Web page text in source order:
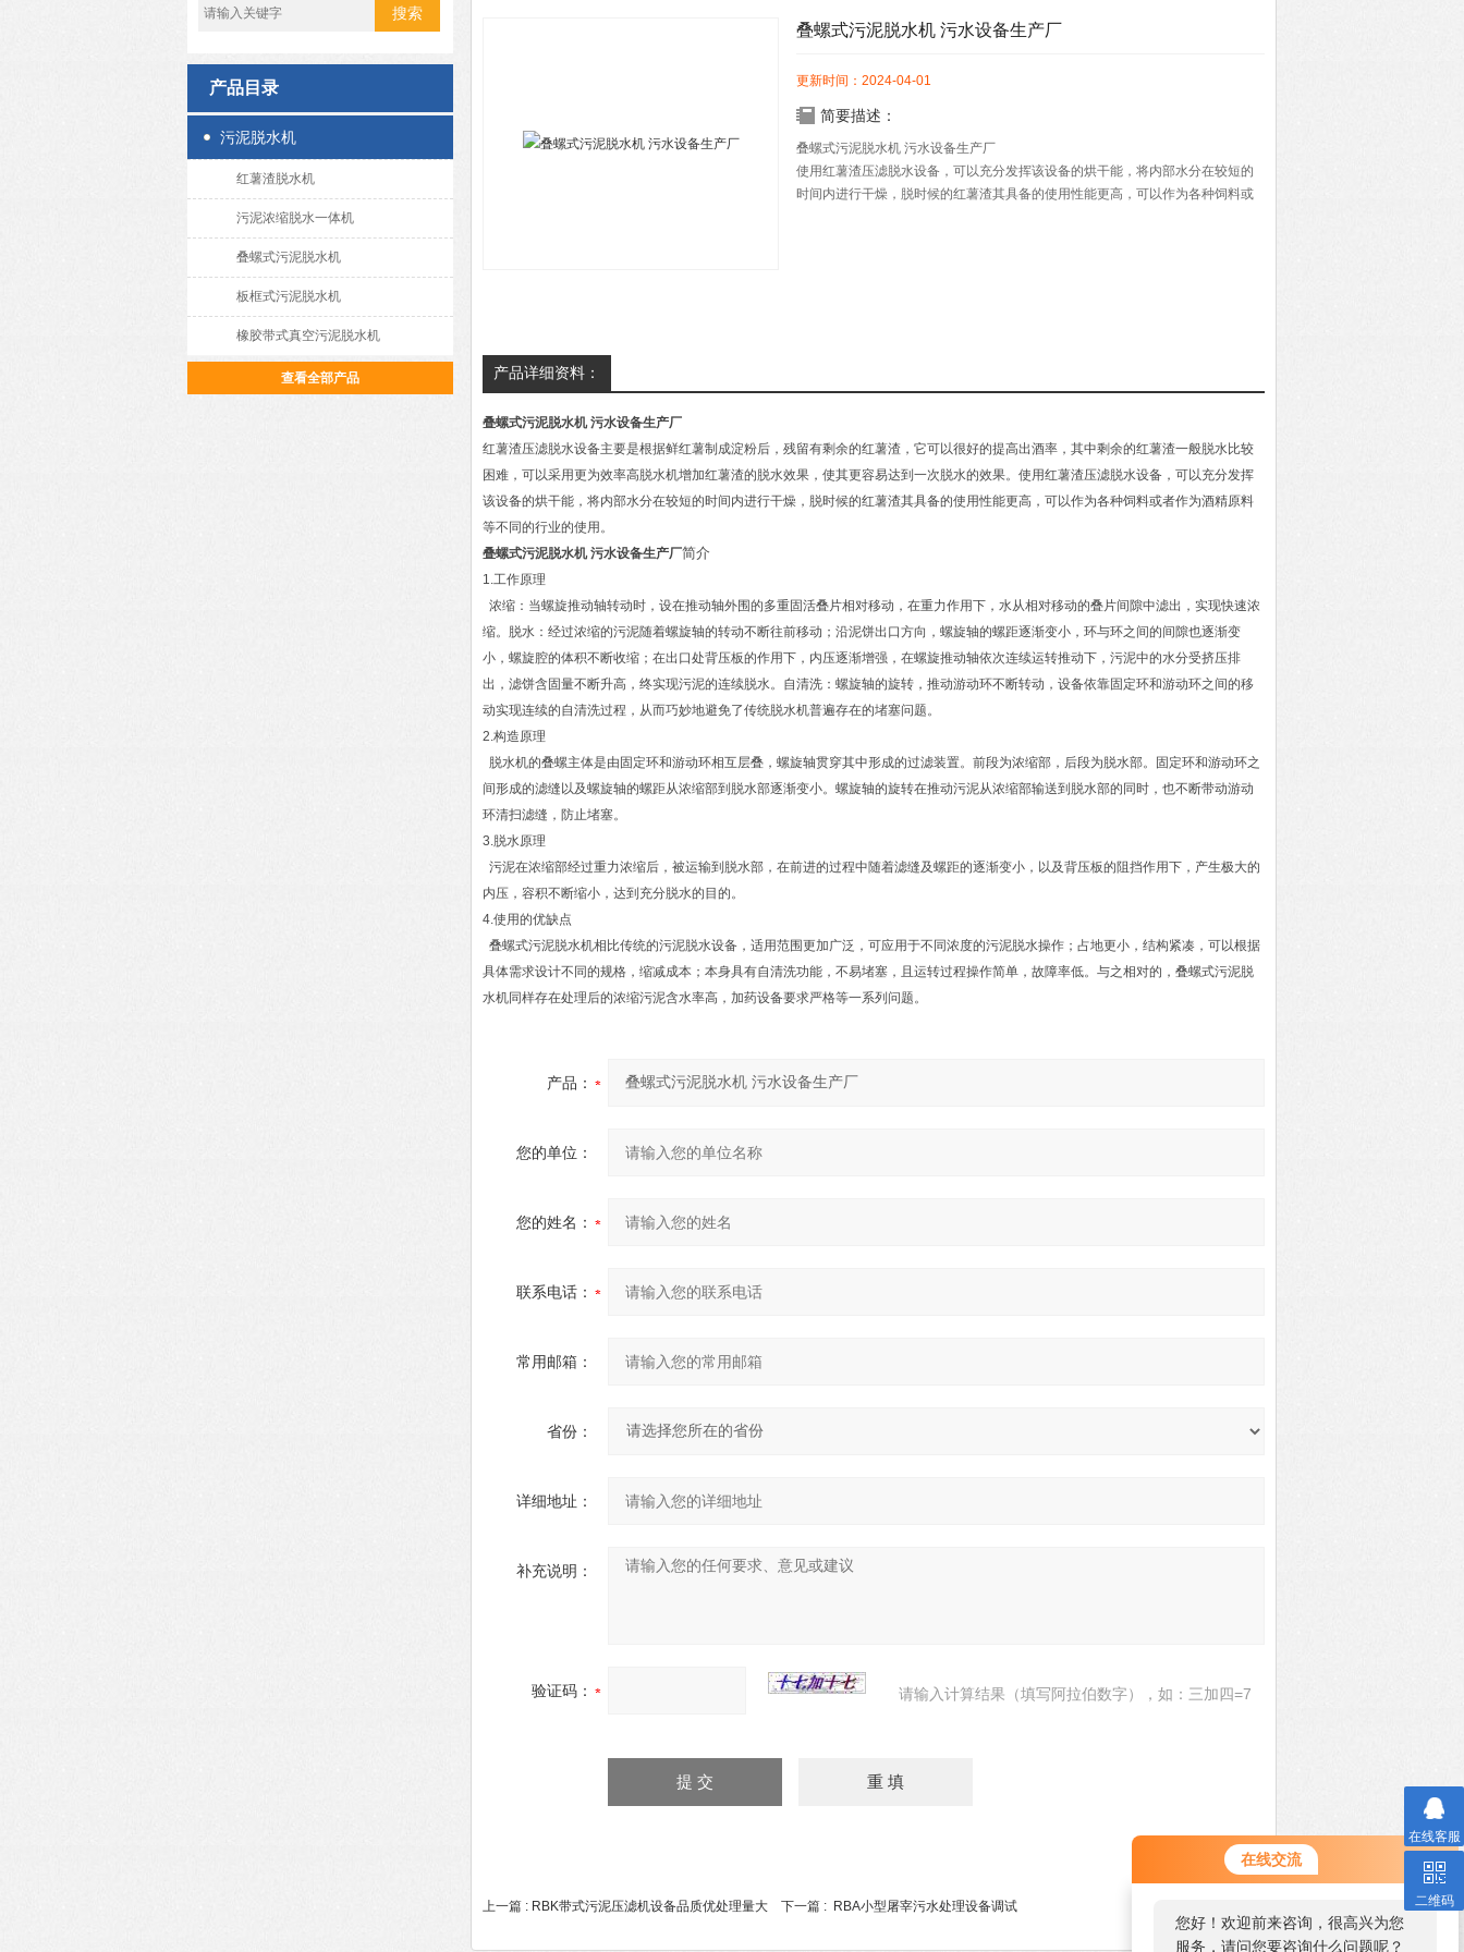
在线交流
您好！欢迎前来咨询，很高兴为您
服务，请问您要咨询什么问题呢？
产品目录
污泥脱水机
红薯渣脱水机
污泥浓缩脱水一体机
叠螺式污泥脱水机
板框式污泥脱水机
橡胶带式真空污泥脱水机
查看全部产品
叠螺式污泥脱水机 污水设备生产厂
更新时间：2024-04-01
简要描述：
叠螺式污泥脱水机 污水设备生产厂
使用红薯渣压滤脱水设备，可以充分发挥该设备的烘干能，将内部水分在较短的
时间内进行干燥，脱时候的红薯渣其具备的使用性能更高，可以作为各种饲料或
产品详细资料：
叠螺式污泥脱水机 污水设备生产厂
红薯渣压滤脱水设备主要是根据鲜红薯制成淀粉后，残留有剩余的红薯渣，它可以很好的提高出酒率，其中剩余的红薯渣一般脱水比较
困难，可以采用更为效率高脱水机增加红薯渣的脱水效果，使其更容易达到一次脱水的效果。使用红薯渣压滤脱水设备，可以充分发挥
该设备的烘干能，将内部水分在较短的时间内进行干燥，脱时候的红薯渣其具备的使用性能更高，可以作为各种饲料或者作为酒精原料
等不同的行业的使用。
叠螺式污泥脱水机 污水设备生产厂简介
1.工作原理
浓缩：当螺旋推动轴转动时，设在推动轴外围的多重固活叠片相对移动，在重力作用下，水从相对移动的叠片间隙中滤出，实现快速浓
缩。脱水：经过浓缩的污泥随着螺旋轴的转动不断往前移动；沿泥饼出口方向，螺旋轴的螺距逐渐变小，环与环之间的间隙也逐渐变
小，螺旋腔的体积不断收缩；在出口处背压板的作用下，内压逐渐增强，在螺旋推动轴依次连续运转推动下，污泥中的水分受挤压排
出，滤饼含固量不断升高，终实现污泥的连续脱水。自清洗：螺旋轴的旋转，推动游动环不断转动，设备依靠固定环和游动环之间的移
动实现连续的自清洗过程，从而巧妙地避免了传统脱水机普遍存在的堵塞问题。
2.构造原理
脱水机的叠螺主体是由固定环和游动环相互层叠，螺旋轴贯穿其中形成的过滤装置。前段为浓缩部，后段为脱水部。固定环和游动环之
间形成的滤缝以及螺旋轴的螺距从浓缩部到脱水部逐渐变小。螺旋轴的旋转在推动污泥从浓缩部输送到脱水部的同时，也不断带动游动
环清扫滤缝，防止堵塞。
3.脱水原理
污泥在浓缩部经过重力浓缩后，被运输到脱水部，在前进的过程中随着滤缝及螺距的逐渐变小，以及背压板的阻挡作用下，产生极大的
内压，容积不断缩小，达到充分脱水的目的。
4.使用的优缺点
叠螺式污泥脱水机相比传统的污泥脱水设备，适用范围更加广泛，可应用于不同浓度的污泥脱水操作；占地更小，结构紧凑，可以根据
具体需求设计不同的规格，缩减成本；本身具有自清洗功能，不易堵塞，且运转过程操作简单，故障率低。与之相对的，叠螺式污泥脱
水机同样存在处理后的浓缩污泥含水率高，加药设备要求严格等一系列问题。
产品：
您的单位：
您的姓名：
联系电话：
常用邮箱：
省份：
详细地址：
补充说明：
验证码： 请输入计算结果（填写阿拉伯数字），如：三加四=7
上一篇 : RBK带式污泥压滤机设备品质优处理量大 下一篇 : RBA小型屠宰污水处理设备调试
在线客服
二维码